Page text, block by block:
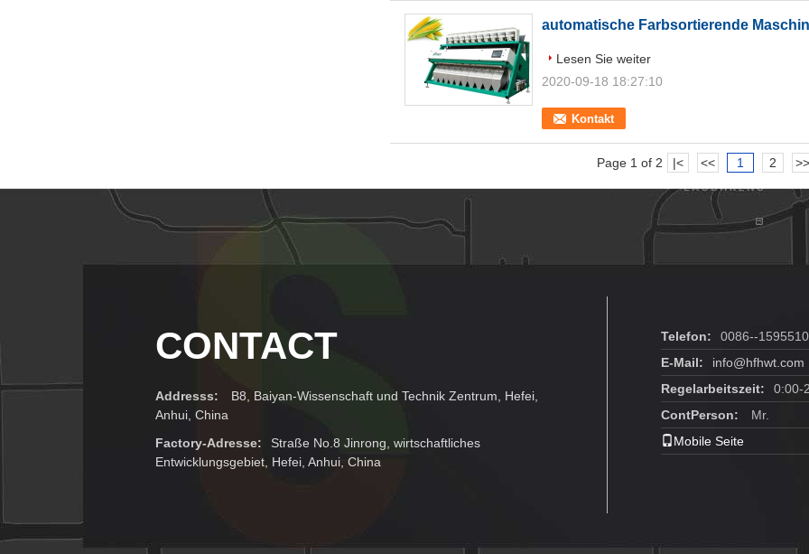
automatische Farbsortierende
Kontakt
Lesen Sie weiter
2020-09-18 18:27:10
Page 1 of 2 |< << 1 2 >>
CONTACT
Addresss:
B8, Baiyan-Wissenschaft und Technik Zentrum, Hefei,
Anhui, China
Factory-Adresse:
Straße No.8 Jinrong, wirtschaftliches
Entwicklungsgebiet, Hefei, Anhui, China
Telefon:
0086--
E-Mail:
info@hfhwt.com
Regelarbeitszeit:
0:00-
ContPerson:
Mr.
Mobile Seite